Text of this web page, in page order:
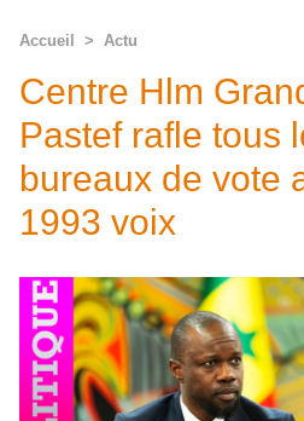
Accueil > Actu
Centre Hlm
Pastef rafle tous
bureaux de vote
1993 voix